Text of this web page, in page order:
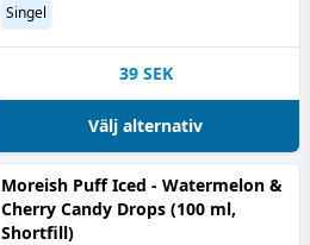
Singel
39 SEK
Välj alternativ
Moreish Puff Iced - Watermelon &
Cherry Candy Drops (100 ml,
Shortfill)